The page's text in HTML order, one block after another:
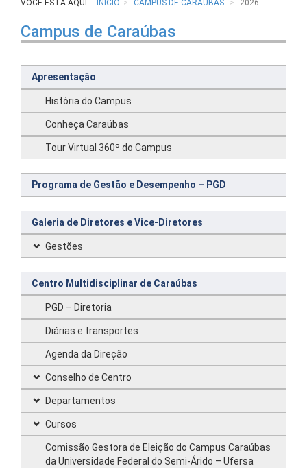
VOCÊ ESTÁ AQUI: INÍCIO CAMPUS DE CARAÚBAS 2026
Campus de Caraúbas
Apresentação
História do Campus
Conheça Caraúbas
Tour Virtual 360º do Campus
Programa de Gestão e Desempenho – PGD
Galeria de Diretores e Vice-Diretores
Gestões
Centro Multidisciplinar de Caraúbas
PGD – Diretoria
Diárias e transportes
Agenda da Direção
Conselho de Centro
Departamentos
Cursos
Comissão Gestora de Eleição do Campus Caraúbas
da Universidade Federal do Semi-Árido – Ufersa